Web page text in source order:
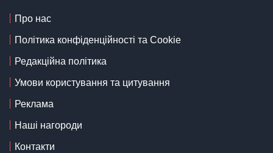
Про нас
Політика конфіденційності та Cookie
Редакційна політика
Умови користування та цитування
Реклама
Наші нагороди
Контакти